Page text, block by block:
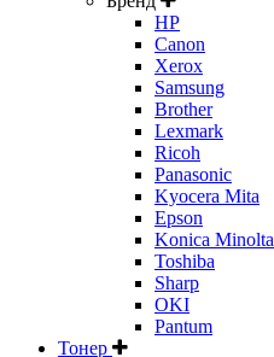
HP
Canon
Xerox
Samsung
Brother
Lexmark
Ricoh
Panasonic
Kyocera Mita
Epson
Konica Minolta
Toshiba
Sharp
OKI
Pantum
Тонер